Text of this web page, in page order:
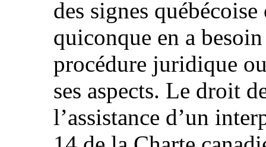
des signes
quiconque en a
procédure juridique
ses aspects. Le droit
l’assistance d’un